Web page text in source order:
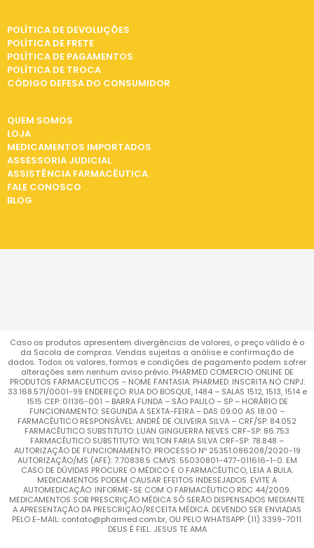
POLÍTICA DE DEVOLUÇÕES
POLÍTICA DE FRETE
POLÍTICA DE PAGAMENTOS
POLÍTICA DE TROCA
CÓDIGO DEFESA DO CONSUMIDOR
QUEM SOMOS
LOJA
MEDICAMENTOS IMPORTADOS
ASSESSORIA JUDICIAL
ASSISTÊNCIA FARMACÊUTICA
FALE CONOSCO
BLOG
Caso os produtos apresentem divergências de valores, o preço válido é o
da Sacola de compras. Vendas sujeitas a análise e confirmação de
dados. Todos os valores, formas e condições de pagamento podem sofrer
alterações sem nenhum aviso prévio. PHARMED COMERCIO ONLINE DE
PRODUTOS FARMACEUTICOS – NOME FANTASIA: PHARMED. INSCRITA NO CNPJ:
33.168.571/0001-99 ENDEREÇO: RUA DO BOSQUE, 1484 – SALAS 1512, 1513, 1514 e
1515 CEP: 01136-001 – BARRA FUNDA – SÃO PAULO – SP – HORÁRIO DE
FUNCIONAMENTO: SEGUNDA A SEXTA-FEIRA – DAS 09:00 AS 18:00 –
FARMACÊUTICO RESPONSÁVEL: ANDRÉ DE OLIVEIRA SILVA – CRF/SP: 84.052
FARMACÊUTICO SUBSTITUTO: LUAN GINGUERRA NEVES CRF-SP: 86.753
FARMACÊUTICO SUBSTITUTO: WILTON FARIA SILVA CRF-SP: 78.848 –
AUTORIZAÇÃO DE FUNCIONAMENTO: PROCESSO Nº 25351.086208/2020-19
AUTORIZAÇÃO/MS (AFE): 7.70838.5 CMVS: 55030801-477-011616-1-0. EM
CASO DE DÚVIDAS PROCURE O MÉDICO E O FARMACÊUTICO, LEIA A BULA.
MEDICAMENTOS PODEM CAUSAR EFEITOS INDESEJADOS. EVITE A
AUTOMEDICAÇÃO: INFORME-SE COM O FARMACÊUTICO RDC 44/2009.
MEDICAMENTOS SOB PRESCRIÇÃO MÉDICA SÓ SERÃO DISPENSADOS MEDIANTE
A APRESENTAÇÃO DA PRESCRIÇÃO/RECEITA MÉDICA. DEVENDO SER ENVIADAS
PELO E-MAIL: contato@pharmed.com.br, OU PELO WHATSAPP: (11) 3399-7011.
DEUS É FIEL. JESUS TE AMA